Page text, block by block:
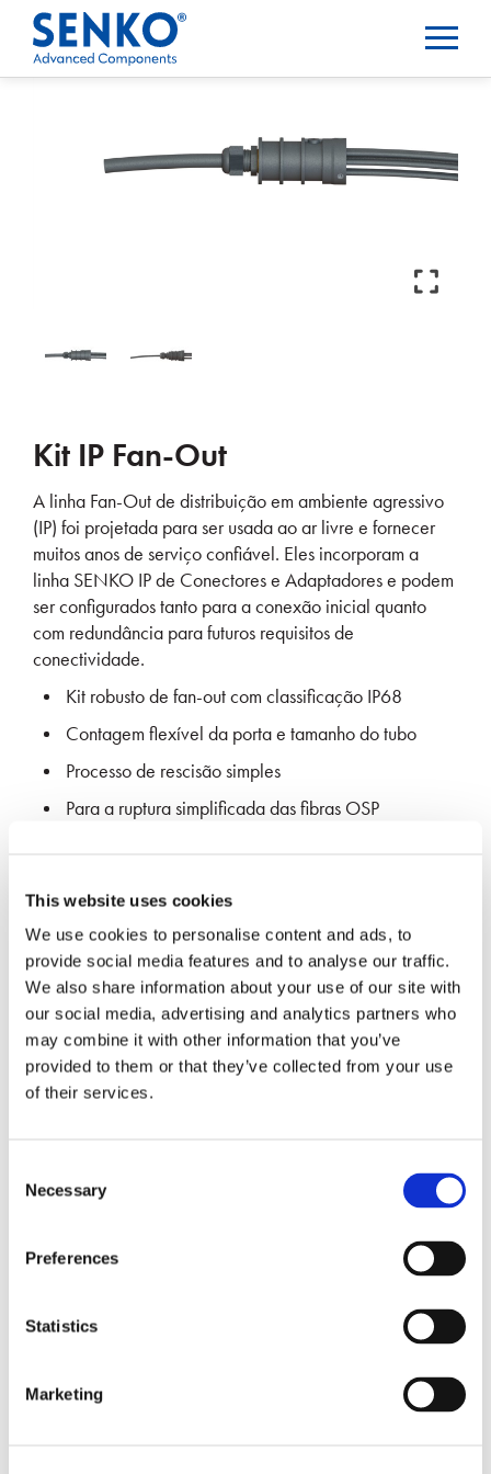
This website uses cookies
We use cookies to personalise content and ads, to
provide social media features and to analyse our traffic.
We also share information about your use of our site with
our social media, advertising and analytics partners who
may combine it with other information that you’ve
provided to them or that they’ve collected from your use
of their services.
Selection
Necessary
Preferences
Statistics
Marketing
Kit IP Fan-Out
A linha Fan-Out de distribuição em ambiente agressivo
(IP) foi projetada para ser usada ao ar livre e fornecer
muitos anos de serviço confiável. Eles incorporam a
linha SENKO IP de Conectores e Adaptadores e podem
ser configurados tanto para a conexão inicial quanto
com redundância para futuros requisitos de
conectividade.
Kit robusto de fan-out com classificação IP68
Contagem flexível da porta e tamanho do tubo
Processo de rescisão simples
Para a ruptura simplificada das fibras OSP
SOLICITE MAIS INFORMAÇÕES
PARÂMETROS
Temperatura de
100lbf ou 450N (Lado do